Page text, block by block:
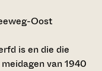
Oost
is en die die
van 1940